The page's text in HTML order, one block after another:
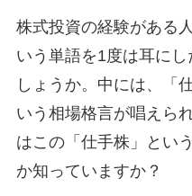
株式投資の経験がある
いう単語を1度は耳に
しょうか。中には、「
いう相場格言が唱えら
はこの「仕手株」とい
か知っていますか？